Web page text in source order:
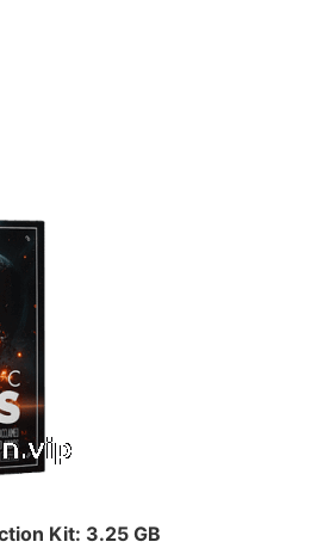
Kit: 3.25 GB